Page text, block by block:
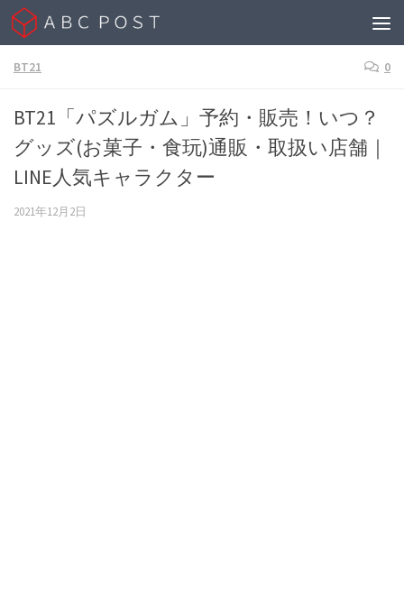
Skip to content
BT21 0
BT21「パズルガム」予約・販売！いつ？
グッズ(お菓子・食玩)通販・取扱い店舗｜
LINE人気キャラクター
2021年12月2日